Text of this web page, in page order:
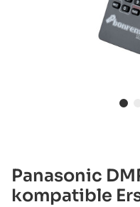
Panasonic
kompatible